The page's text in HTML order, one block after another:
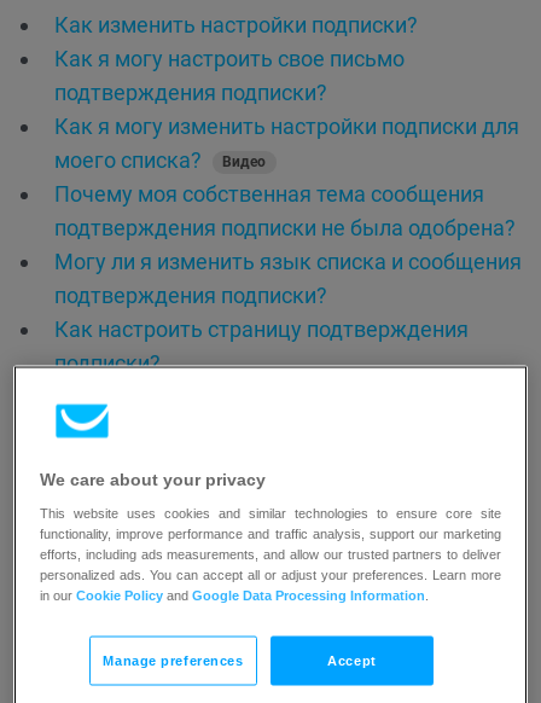
Как изменить настройки подписки?
Как я могу настроить свое письмо
подтверждения подписки?
Как я могу изменить настройки подписки для
моего списка?
Видео
Почему моя собственная тема сообщения
подтверждения подписки не была одобрена?
Могу ли я изменить язык списка и сообщения
подтверждения подписки?
Как настроить страницу подтверждения
подписки?
Как удалить список контактов?
Как создать новый список контактов?
We care about your privacy
This website uses cookies and similar technologies to ensure core site
functionality, improve performance and traffic analysis, support our marketing
efforts, including ads measurements, and allow our trusted partners to deliver
personalized ads. You can accept all or adjust your preferences. Learn more
in ourCookie Policy andGoogle Data Processing Information
Manage preferences Accept